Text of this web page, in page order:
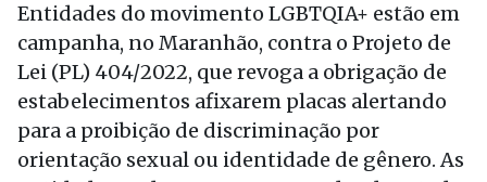
Entidades do movimento LGBTQIA+ estão em
campanha, no Maranhão, contra o Projeto de
Lei (PL) 404/2022, que revoga a obrigação de
estabelecimentos afixarem placas alertando
para a proibição de discriminação por
orientação sexual ou identidade de gênero. As